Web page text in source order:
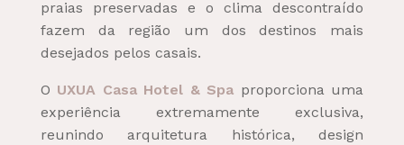
praias preservadas e o clima descontraído
fazem da região um dos destinos mais
desejados pelos casais.
O UXUA Casa Hotel & Spa proporciona uma
experiência extremamente exclusiva,
reunindo arquitetura histórica, design